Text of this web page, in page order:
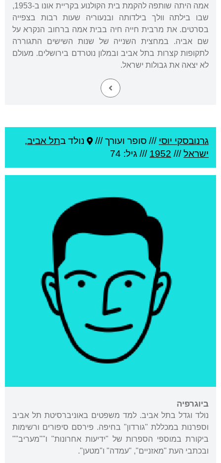
אמה היתה שותפה להקמת בית הקולנוע בקריית אונו ב-1953,
שבו בילתה וולך בילדותה ובנעוריה שעות רבות בצפייה
בסרטים. את מרבית חייה חיה בבית אמה ברחוב הנקרא על
שם אביה. במחצית השנייה של שנות השישים התגוררה
לתקופות קצרות בתל אביב ובמלון נוטרדם בירושלים. מעולם
לא יצאה את גבולות ישראל.
גרנובסקי יוסי /// סופר ועורך /// נולד בתל אביב,
ישראל///
1952 /// גיל: 74
ביוגרפיה
נולד וגדל בתל אביב. למד משפטים באוניברסיטת תל אביב
וספרנות במכללת "גורדון" בחיפה. פירסם סיפורים ורשימות
ביקורת במוספי הספרות של "ידיעות אחרונות" ו""מעריב""
ובכתבי העת "מאזניים", "עמדה" ו"מטען".